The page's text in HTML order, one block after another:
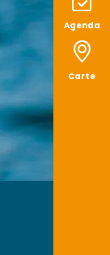
Agenda
Carte